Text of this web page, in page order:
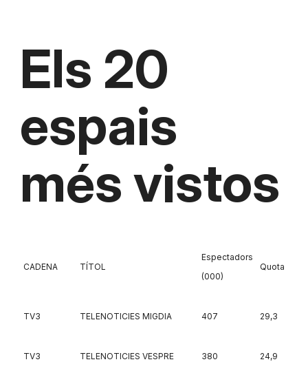
Els 20
espais
més vistos
CADENA TÍTOL
Espectadors
(000)
Quota
TV3 TELENOTICIES MIGDIA 407 29,3
TV3 TELENOTICIES VESPRE 380 24,9